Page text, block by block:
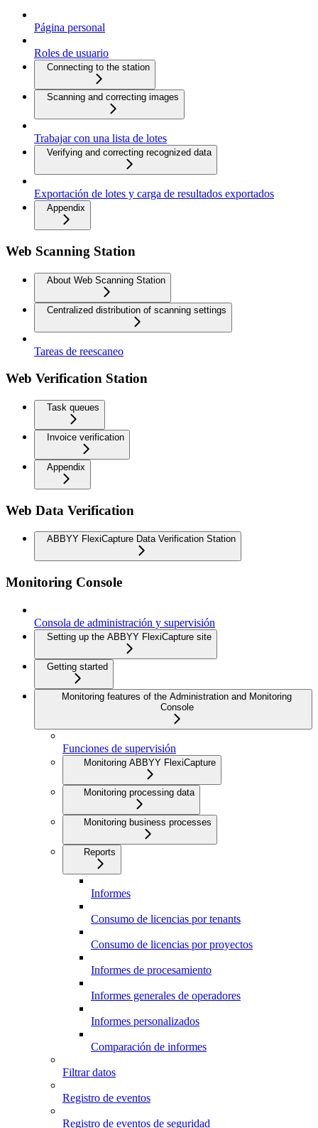
Página personal
Roles de usuario
Connecting to the station
Scanning and correcting images
Trabajar con una lista de lotes
Verifying and correcting recognized data
Exportación de lotes y carga de resultados exportados
Appendix
Web Scanning Station
About Web Scanning Station
Centralized distribution of scanning settings
Tareas de reescaneo
Web Verification Station
Task queues
Invoice verification
Appendix
Web Data Verification
ABBYY FlexiCapture Data Verification Station
Monitoring Console
Consola de administración y supervisión
Setting up the ABBYY FlexiCapture site
Getting started
Monitoring features of the Administration and Monitoring
Console
Funciones de supervisión
Monitoring ABBYY FlexiCapture
Monitoring processing data
Monitoring business processes
Reports
Informes
Consumo de licencias por tenants
Consumo de licencias por proyectos
Informes de procesamiento
Informes generales de operadores
Informes personalizados
Comparación de informes
Filtrar datos
Registro de eventos
Registro de eventos de seguridad